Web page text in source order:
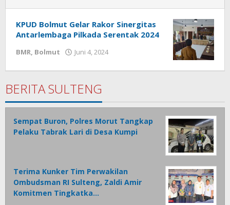
KPUD Bolmut Gelar Rakor Sinergitas
Antarlembaga Pilkada Serentak 2024
BMR, Bolmut Juni 4, 2024
Babay
BERITA SULTENG
Sempat Buron, Polres Morut Tangkap
Pelaku Tabrak Lari di Desa Kumpi
Terima Kunker Tim Perwakilan
Ombudsman RI Sulteng, Zaldi Amir
Komitmen Tingkatka…